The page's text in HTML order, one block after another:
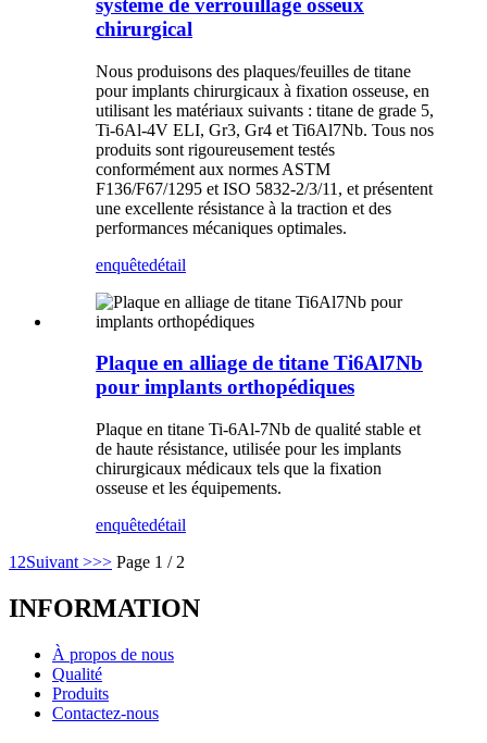
système de verrouillage osseux
chirurgical
Nous produisons des plaques/feuilles de titane
pour implants chirurgicaux à fixation osseuse, en
utilisant les matériaux suivants : titane de grade 5,
Ti-6Al-4V ELI, Gr3, Gr4 et Ti6Al7Nb. Tous nos
produits sont rigoureusement testés
conformément aux normes ASTM
F136/F67/1295 et ISO 5832-2/3/11, et présentent
une excellente résistance à la traction et des
performances mécaniques optimales.
enquêtedétail
Plaque en alliage de titane Ti6Al7Nb
pour implants orthopédiques
Plaque en titane Ti-6Al-7Nb de qualité stable et
de haute résistance, utilisée pour les implants
chirurgicaux médicaux tels que la fixation
osseuse et les équipements.
enquêtedétail
1 2Suivant >>> Page 1 / 2
INFORMATION
À propos de nous
Qualité
Produits
Contactez-nous